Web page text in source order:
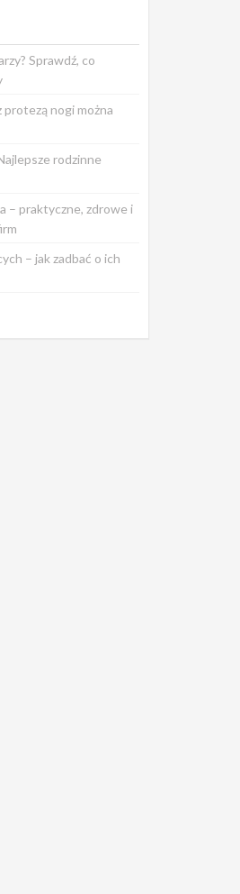
Sprawdź, co
protezą nogi można
rodzinne
– praktyczne, zdrowe i
– jak zadbać o ich